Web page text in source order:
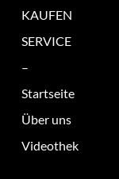
KAUFEN
SERVICE
–
Startseite
Über uns
Videothek